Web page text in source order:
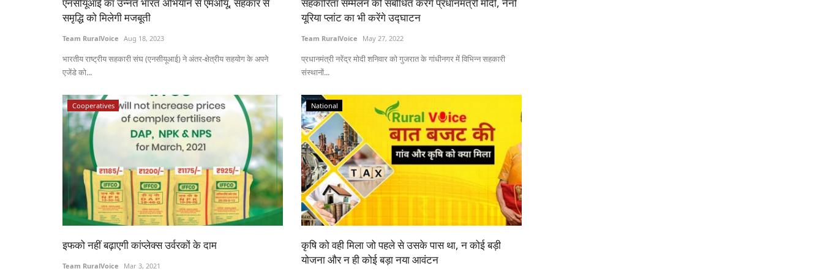
समृद्धि को मिलेगी मजबूती
Team RuralVoice Aug 18, 2023
भारतीय राष्ट्रीय सहकारी संघ (एनसीयूआई) ने अंतर-क्षेत्रीय सहयोग के अपने
एजेंडे को...
यूरिया प्लांट का भी करेंगे उद्घाटन
Team RuralVoice May 27, 2022
प्रधानमंत्री नरेंद्र मोदी शनिवार को गुजरात के गांधीनगर में विभिन्न सहकारी
संस्थानों...
Cooperatives
इफको नहीं बढ़ाएगी कांप्लेक्स उर्वरकों के दाम
Team RuralVoice Mar 3, 2021
National
कृषि को वही मिला जो पहले से उसके पास था, न कोई बड़ी
योजना और न ही कोई बड़ा नया आवंटन